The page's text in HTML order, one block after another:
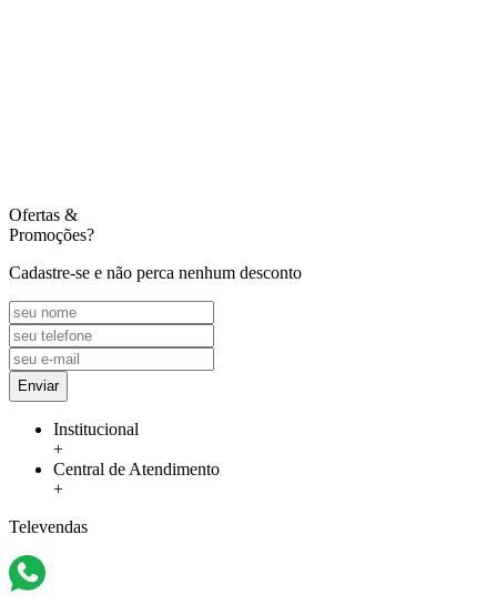
Ofertas &
Promoções?
Cadastre-se e não perca nenhum desconto
Enviar
Institucional
+
Central de Atendimento
+
Televendas